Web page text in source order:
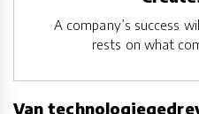
A company’s success
rests on what
Van